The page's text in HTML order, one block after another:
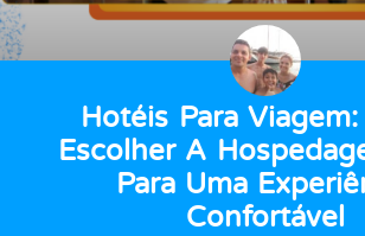
Hotéis Para
Escolher A
Para Uma
Confortável